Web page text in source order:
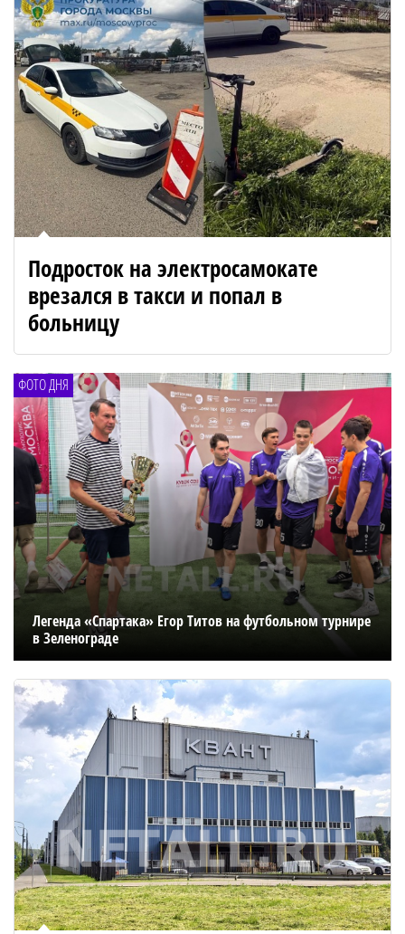
Подросток на электросамокате
врезался в такси и попал в
больницу
ФОТО ДНЯ
Легенда «Спартака» Егор Титов на футбольном турнире
в Зеленограде